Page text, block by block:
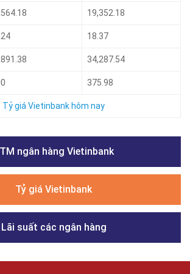
19,352.18
18.37
34,287.54
375.98
Tỷ giá Vietinbank hôm nay
ngân hàng Vietinbank
Tỷ giá Vietinbank
Lãi suất các ngân hàng